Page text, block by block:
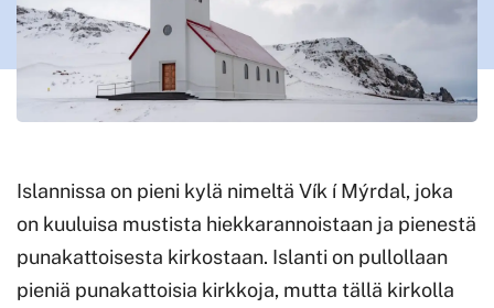
Islannissa on pieni kylä nimeltä Vík í Mýrdal, joka
on kuuluisa mustista hiekkarannoistaan ja pienestä
punakattoisesta kirkostaan. Islanti on pullollaan
pieniä punakattoisia kirkkoja, mutta tällä kirkolla